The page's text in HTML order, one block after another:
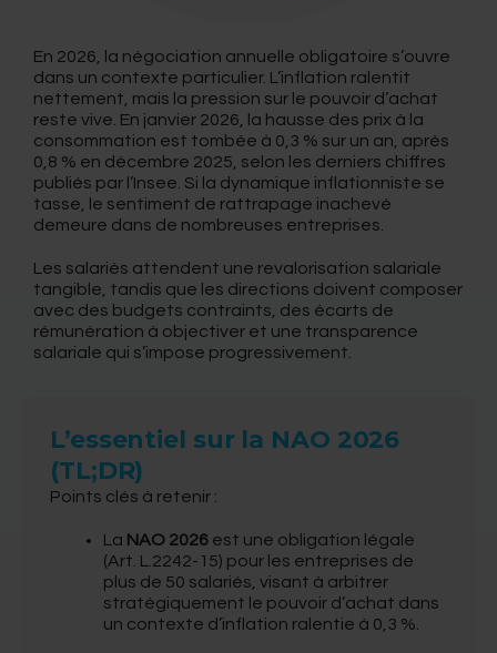
En 2026, la négociation annuelle obligatoire s’ouvre
dans un contexte particulier. L’inflation ralentit
nettement, mais la pression sur le pouvoir d’achat
reste vive. En janvier 2026, la hausse des prix à la
consommation est tombée à 0,3 % sur un an, après
0,8 % en décembre 2025, selon les derniers chiffres
publiés par l’Insee. Si la dynamique inflationniste se
tasse, le sentiment de rattrapage inachevé
demeure dans de nombreuses entreprises.
Les salariés attendent une revalorisation salariale
tangible, tandis que les directions doivent composer
avec des budgets contraints, des écarts de
rémunération à objectiver et une transparence
salariale qui s’impose progressivement.
L’essentiel sur la NAO 2026
(TL;DR)
Points clés à retenir :
La NAO 2026 est une obligation légale
(Art. L.2242-15) pour les entreprises de
plus de 50 salariés, visant à arbitrer
stratégiquement le pouvoir d’achat dans
un contexte d’inflation ralentie à 0,3 %.